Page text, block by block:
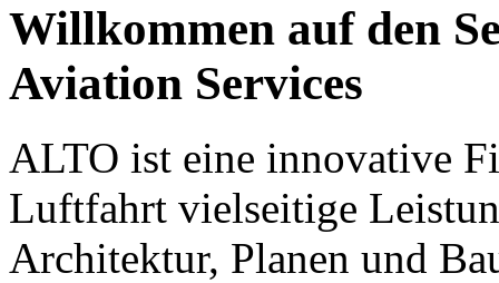
Willkommen auf den
Aviation Services
ALTO ist eine innovative
Luftfahrt vielseitige
Architektur, Planen und